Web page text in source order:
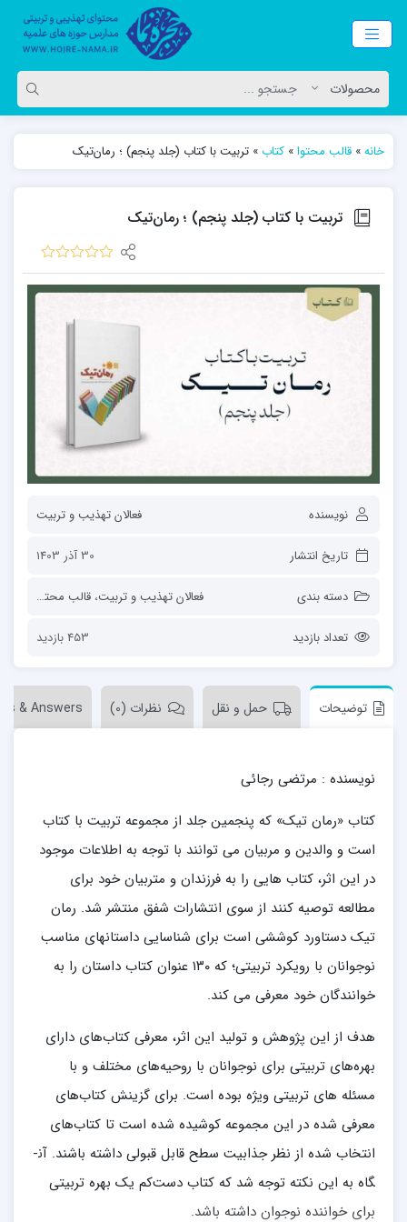
خانه» قالب محتوا» کتاب » تربیت با کتاب (جلد پنجم) ؛ رمان‌تیک
تربیت با کتاب (جلد پنجم) ؛ رمان‌تیک
نویسنده فعالان تهذیب و تربیت
تاریخ انتشار 30 آذر 1403
دسته بندی فعالان تهذیب و تربیت، قالب محتوا
تعداد بازدید 453 بازدید
توضیحات حمل و نقل نظرات (0) & Answers
نویسنده : مرتضی رجائی
کتاب «رمان­ تیک» که پنجمین جلد از مجموعه تربیت با کتاب
است و والدین و مربیان می توانند با توجه به اطلاعات موجود
در این اثر، کتاب هایی را به فرزندان و متربیان خود برای
مطالعه توصیه کنند از سوی انتشارات شفق منتشر شد. رمان
تیک دستاورد کوششی است برای شناسایی داستان­های مناسب
نوجوانان با رویکرد تربیتی؛ که ۱۳۰ عنوان کتاب داستان را به
خوانندگان خود معرفی می کند.
هدف از این پژوهش و تولید این اثر، معرفی کتاب­‌های دارای
بهره‌های تربیتی برای نوجوانان با روحیه‌های مختلف و با
مسئله های تربیتی ویژه بوده است. برای گزینش کتاب­‌های
معرفی شده در این مجموعه کوشیده شده است تا کتاب­‌های
انتخاب شده از نظر جذابیت سطح قابل قبولی داشته باشند. آن­
گاه به این نکته توجه شد که کتاب دست­‌کم یک بهره تربیتی
برای خواننده نوجوان داشته باشد.